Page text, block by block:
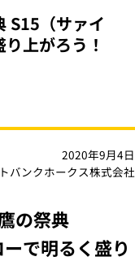
S15（サァイ
上がろう！
2020年9月4日
バンクホークス株式会社
の祭典
で明るく盛り